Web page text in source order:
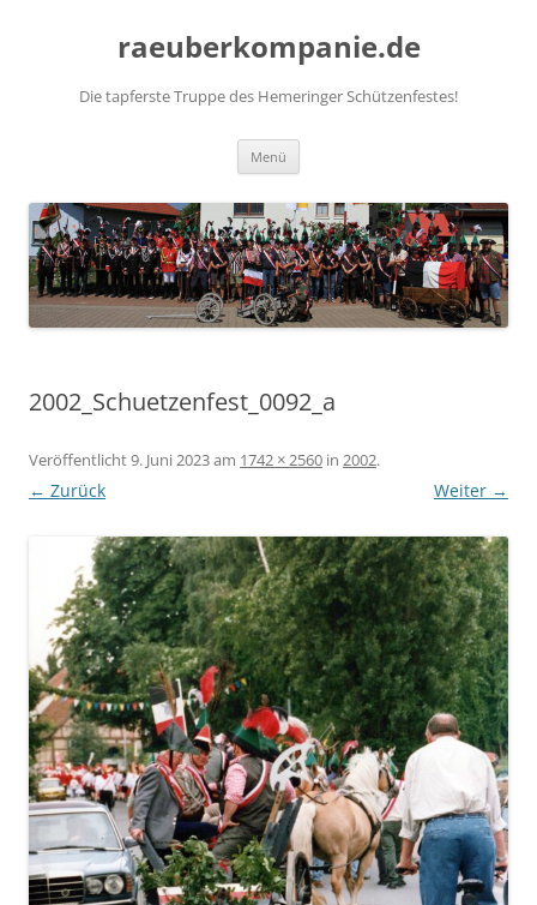
raeuberkompanie.de
Die tapferste Truppe des Hemeringer Schützenfestes!
Menü
2002_Schuetzenfest_0092_a
Veröffentlicht9. Juni 2023am 1742 × 2560 in 2002.
← Zurück Weiter →